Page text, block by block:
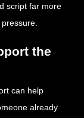
script far more
the
can help
already